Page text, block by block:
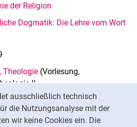
ausschließlich technisch
die Nutzungsanalyse mit der
wir keine Cookies ein. Die
der Religion
Dogmatik: Die Lehre vom Wort
Theologie (Vorlesung,
I)
Systematische Theologie